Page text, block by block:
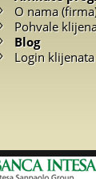
O nama
Pohvale
Blog
Login klijenata